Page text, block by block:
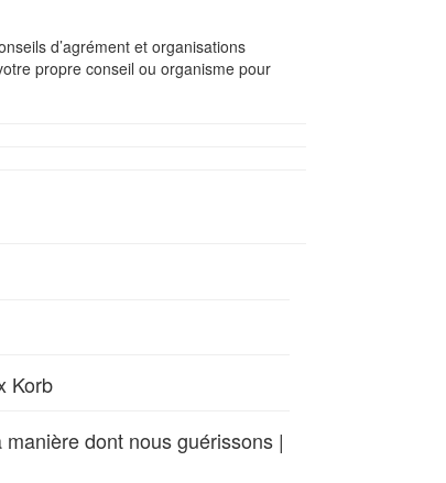
d’agrément et organisations
propre conseil ou organisme pour
Korb
dont nous guérissons |